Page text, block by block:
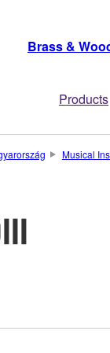
Brass &
Products
Musical